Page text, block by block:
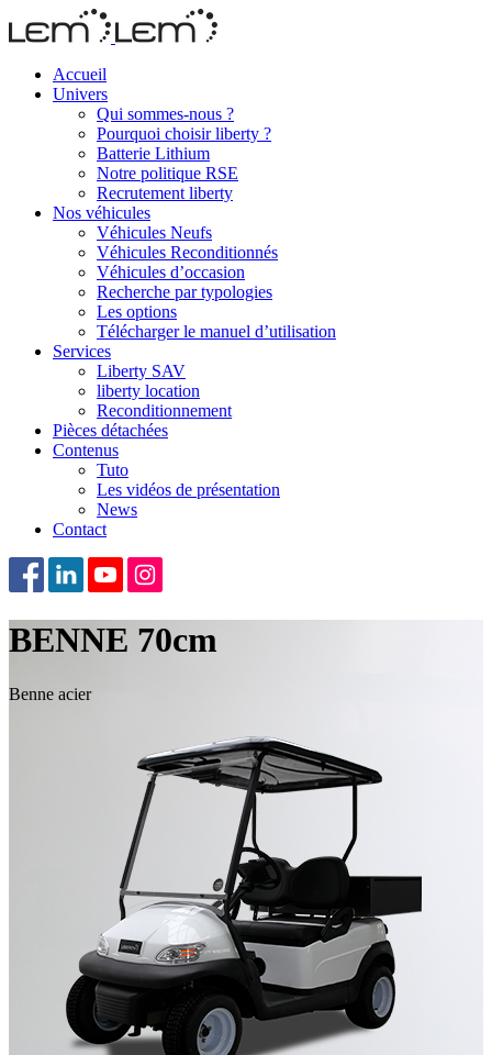
Accueil
Univers
Qui sommes-nous ?
Pourquoi choisir liberty ?
Batterie Lithium
Notre politique RSE
Recrutement liberty
Nos véhicules
Véhicules Neufs
Véhicules Reconditionnés
Véhicules d’occasion
Recherche par typologies
Les options
Télécharger le manuel d’utilisation
Services
Liberty SAV
liberty location
Reconditionnement
Pièces détachées
Contenus
Tuto
Les vidéos de présentation
News
Contact
BENNE 70cm
Benne acier